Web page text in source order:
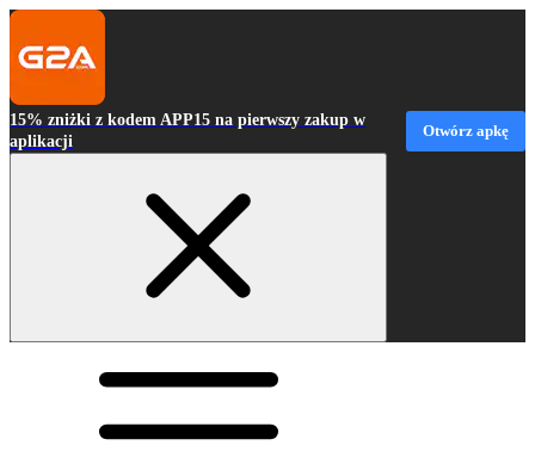
15% zniżki z kodem APP15 na pierwszy zakup w
aplikacji
Otwórz apkę